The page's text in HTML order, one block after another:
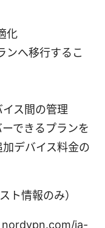
化
ンへ移行するこ
ス間の管理
できるプランを
デバイス料金の
ト情報のみ）
nordvpn.com/ja-